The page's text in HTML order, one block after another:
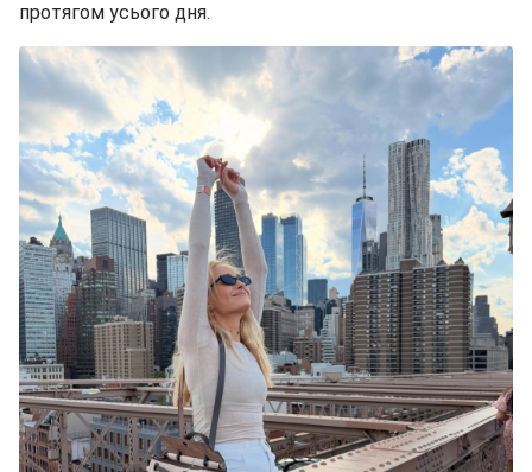
протягом усього дня.